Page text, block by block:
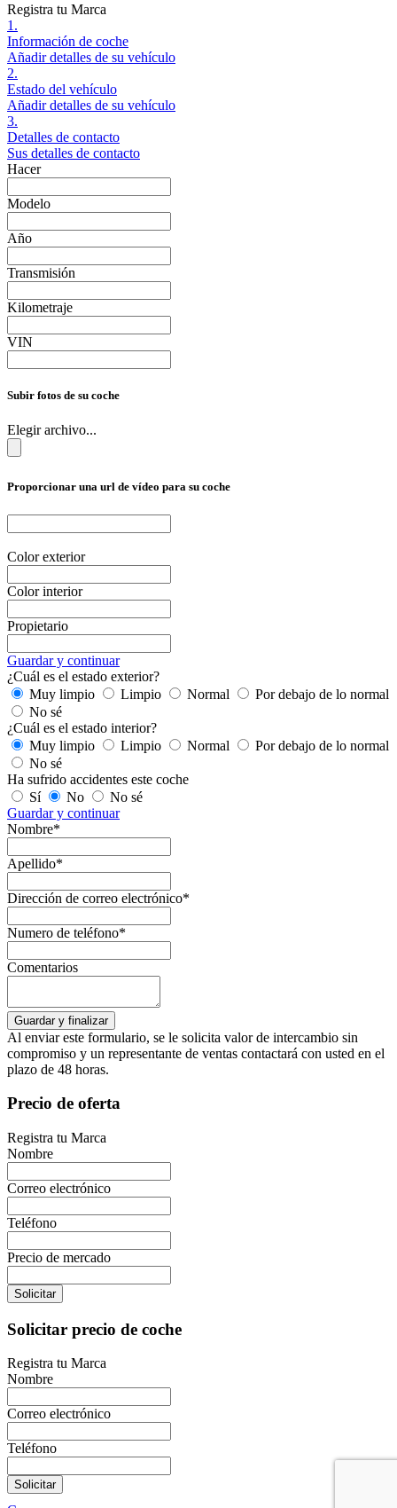
Registra tu Marca
1.
Información de coche
Añadir detalles de su vehículo
2.
Estado del vehículo
Añadir detalles de su vehículo
3.
Detalles de contacto
Sus detalles de contacto
Hacer
Modelo
Año
Transmisión
Kilometraje
VIN
Subir fotos de su coche
Elegir archivo...
Proporcionar una url de vídeo para su coche
Color exterior
Color interior
Propietario
Guardar y continuar
¿Cuál es el estado exterior?
Muy limpio
Limpio Normal
Por debajo de lo normal
No sé
¿Cuál es el estado interior?
Muy limpio
Limpio Normal
Por debajo de lo normal
No sé
Ha sufrido accidentes este coche
Sí
No
No sé
Guardar y continuar
Nombre*
Apellido*
Dirección de correo electrónico*
Numero de teléfono*
Comentarios
Al enviar este formulario, se le solicita valor de intercambio sin
compromiso y un representante de ventas contactará con usted en el
plazo de 48 horas.
Precio de oferta
Registra tu Marca
Nombre
Correo electrónico
Teléfono
Precio de mercado
Solicitar
Solicitar precio de coche
Registra tu Marca
Nombre
Correo electrónico
Teléfono
Solicitar